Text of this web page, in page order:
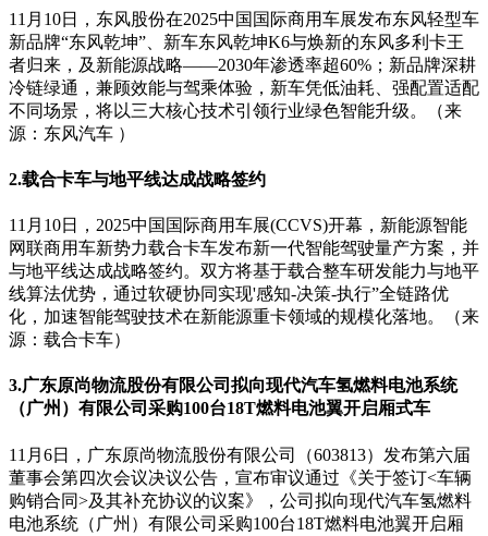
11月10日，东风股份在2025中国国际商用车展发布东风轻型车
新品牌“东风乾坤”、新车东风乾坤K6与焕新的东风多利卡王
者归来，及新能源战略——2030年渗透率超60%；新品牌深耕
冷链绿通，兼顾效能与驾乘体验，新车凭低油耗、强配置适配
不同场景，将以三大核心技术引领行业绿色智能升级。（来
源：东风汽车 ）
2.载合卡车与地平线达成战略签约
11月10日，2025中国国际商用车展(CCVS)开幕，新能源智能
网联商用车新势力载合卡车发布新一代智能驾驶量产方案，并
与地平线达成战略签约。双方将基于载合整车研发能力与地平
线算法优势，通过软硬协同实现'感知-决策-执行”全链路优
化，加速智能驾驶技术在新能源重卡领域的规模化落地。（来
源：载合卡车）
3.广东原尚物流股份有限公司拟向现代汽车氢燃料电池系统
（广州）有限公司采购100台18T燃料电池翼开启厢式车
11月6日，广东原尚物流股份有限公司（603813）发布第六届
董事会第四次会议决议公告，宣布审议通过《关于签订<车辆
购销合同>及其补充协议的议案》，公司拟向现代汽车氢燃料
电池系统（广州）有限公司采购100台18T燃料电池翼开启厢